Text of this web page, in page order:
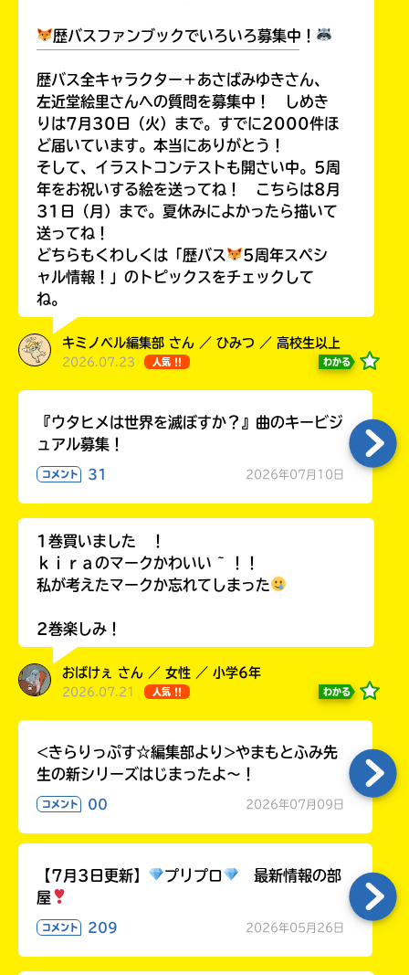
見られる
ギャラリー
みんなからのお手紙が
歴バスファンブックでいろいろ募集中！
歴バス全キャラクター＋あさばみゆきさん、
左近堂絵里さんへの質問を募集中！ しめき
りは7月30日（火）まで。すでに2000件ほ
ど届いています。本当にありがとう！
そして、イラストコンテストも開さい中。5周
年をお祝いする絵を送ってね！ こちらは8月
31日（月）まで。夏休みによかったら描いて
送ってね！
どちらもくわしくは「歴バス
5周年スペシ
ャル情報！」のトピックスをチェックして
ね。
キミノベル編集部 さん ／ ひみつ ／ 高校生以上
2026.07.23 人気 !! わかる
『ウタヒメは世界を滅ぼすか？』曲のキービジ
ュアル募集！
コメント 31 2026年07月10日
1巻買いました ！
ｋｉｒａのマークかわいい ~ ！！
私が考えたマークか忘れてしまった
2巻楽しみ！
おばけぇ さん ／ 女性 ／ 小学6年
2026.07.21 人気 !! わかる
<きらりっぷす☆編集部より>やまもとふみ先
生の新シリーズはじまったよ～！
コメント 00 2026年07月09日
【7月3日更新】 プリプロ
最新情報の部
屋
コメント 209 2026年05月26日